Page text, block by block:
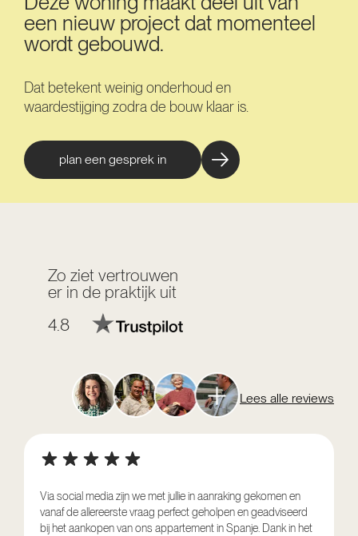
een nieuw project dat momenteel
wordt gebouwd.
Dat betekent weinig onderhoud en
waardestijging zodra de bouw klaar is.
plan een gesprek in
Zo ziet vertrouwen
er in de praktijk uit
4.8
Lees alle reviews
Via social media zijn we met jullie in aanraking gekomen en
vanaf de allereerste vraag perfect geholpen en geadviseerd
bij het aankopen van ons appartement in Spanje. Dank in het